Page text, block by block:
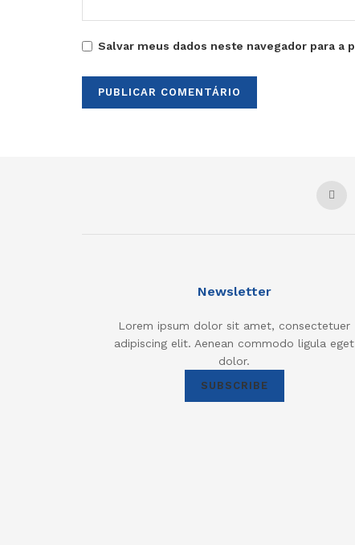
Salvar meus dados neste navegador para a
Newsletter
Lorem ipsum dolor sit amet, consectetuer
adipiscing elit. Aenean commodo ligula eget
dolor.
SUBSCRIBE